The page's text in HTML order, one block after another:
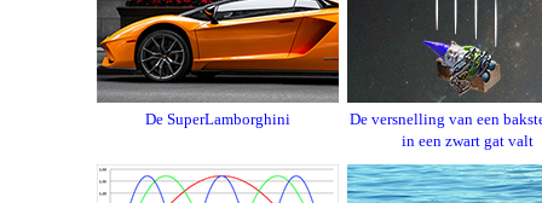
De SuperLamborghini
De versnelling van een
in een zwart gat valt